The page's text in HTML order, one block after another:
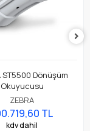
ST5500 Dönüşüm
Okuyucusu
ZEBRA
TL
kdv dahil